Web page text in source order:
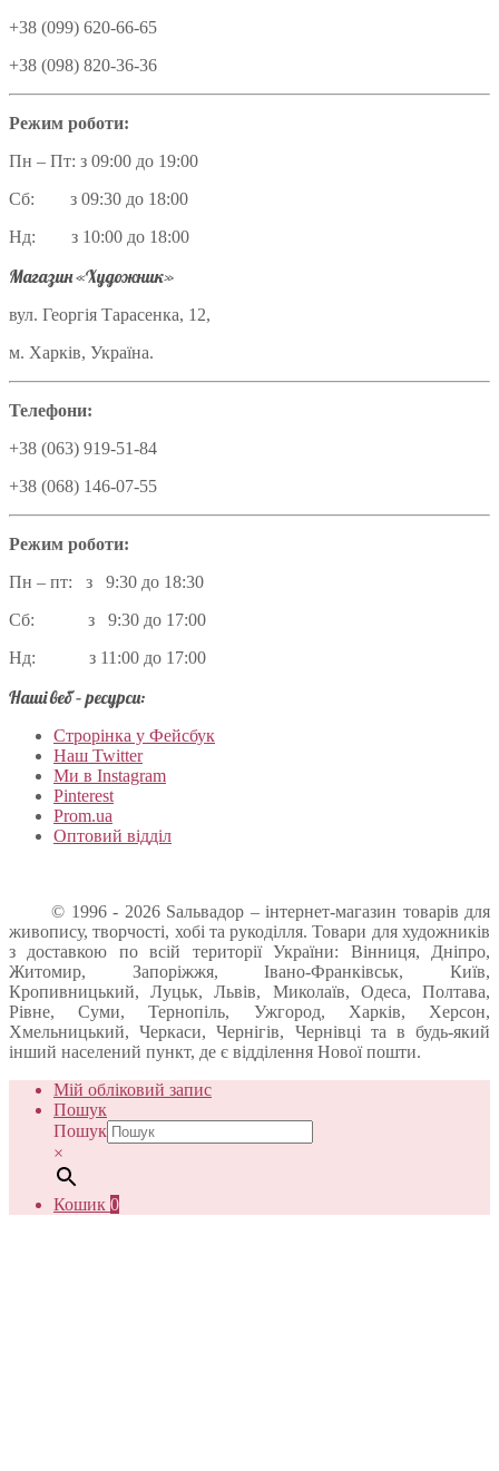
+38 (099) 620-66-65
+38 (098) 820-36-36
Режим роботи:
Пн – Пт: з 09:00 до 19:00
Сб: з 09:30 до 18:00
Нд: з 10:00 до 18:00
Магазин «Художник»
вул. Георгія Тарасенка, 12,
м. Харків, Україна.
Телефони:
+38 (063) 919-51-84
+38 (068) 146-07-55
Режим роботи:
Пн – пт: з 9:30 до 18:30
Сб: з 9:30 до 17:00
Нд: з 11:00 до 17:00
Наші веб – ресурси:
Строрінка у Фейсбук
Наш Twitter
Ми в Instagram
Pinterest
Prom.ua
Оптовий відділ
© 1996 - 2026 Sальвадор – інтернет-магазин товарів для
живопису, творчості, хобі та рукоділля. Товари для художників
з доставкою по всій території України: Вінниця, Дніпро,
Житомир, Запоріжжя, Івано-Франківськ, Київ,
Кропивницький, Луцьк, Львів, Миколаїв, Одеса, Полтава,
Рівне, Суми, Тернопіль, Ужгород, Харків, Херсон,
Хмельницький, Черкаси, Чернігів, Чернівці та в будь-який
інший населений пункт, де є відділення Нової пошти.
Мій обліковий запис
Пошук
Пошук
×
Кошик 0